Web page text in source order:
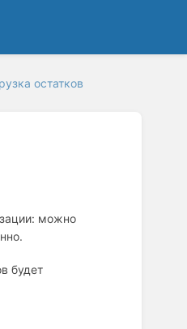
остатков
можно
будет